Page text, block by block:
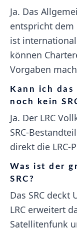
Ja. Das
entspricht dem
ist
können
Vorgaben
Kann ich das
noch kein
Ja. Der LRC
SRC-
direkt die LRC-
Was ist der
SRC?
Das SRC deckt
LRC erweitert
Satellitenfunk